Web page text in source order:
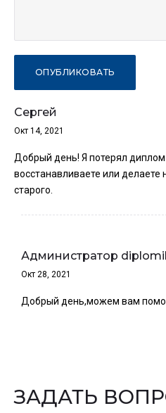
Сергей
Окт 14, 2021
Добрый день! Я потерял диплом
восстанавливаете или делаете
старого.
Администратор
Окт 28, 2021
Добрый день,можем вам
ЗАДАТЬ